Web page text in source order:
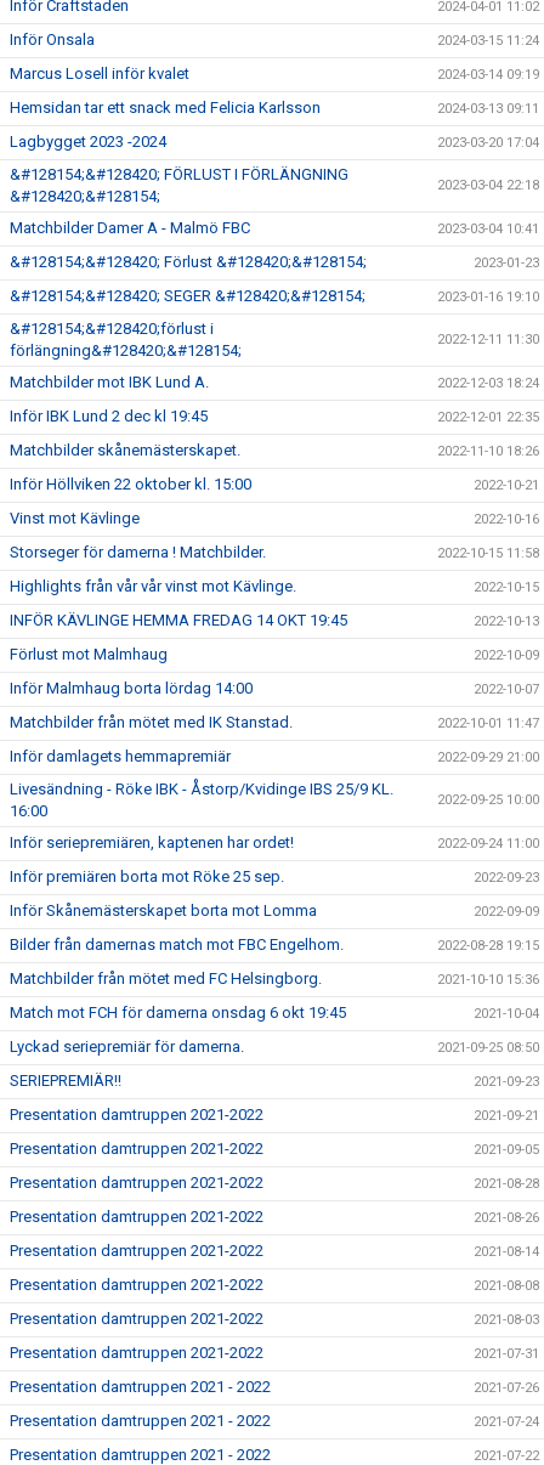
Inför Craftstaden 2024-04-01 11:02
Inför Onsala 2024-03-15 11:24
Marcus Losell inför kvalet 2024-03-14 09:19
Hemsidan tar ett snack med Felicia Karlsson 2024-03-13 09:11
Lagbygget 2023 -2024 2023-03-20 17:04
&#128154;&#128420; FÖRLUST I FÖRLÄNGNING
&#128420;&#128154;
2023-03-04 22:18
Matchbilder Damer A - Malmö FBC 2023-03-04 10:41
&#128154;&#128420; Förlust &#128420;&#128154; 2023-01-23
&#128154;&#128420; SEGER &#128420;&#128154; 2023-01-16 19:10
&#128154;&#128420;förlust i
förlängning&#128420;&#128154;
2022-12-11 11:30
Matchbilder mot IBK Lund A. 2022-12-03 18:24
Inför IBK Lund 2 dec kl 19:45 2022-12-01 22:35
Matchbilder skånemästerskapet. 2022-11-10 18:26
Inför Höllviken 22 oktober kl. 15:00 2022-10-21
Vinst mot Kävlinge 2022-10-16
Storseger för damerna ! Matchbilder. 2022-10-15 11:58
Highlights från vår vår vinst mot Kävlinge. 2022-10-15
INFÖR KÄVLINGE HEMMA FREDAG 14 OKT 19:45 2022-10-13
Förlust mot Malmhaug 2022-10-09
Inför Malmhaug borta lördag 14:00 2022-10-07
Matchbilder från mötet med IK Stanstad. 2022-10-01 11:47
Inför damlagets hemmapremiär 2022-09-29 21:00
Livesändning - Röke IBK - Åstorp/Kvidinge IBS 25/9 KL.
16:00
2022-09-25 10:00
Inför seriepremiären, kaptenen har ordet! 2022-09-24 11:00
Inför premiären borta mot Röke 25 sep. 2022-09-23
Inför Skånemästerskapet borta mot Lomma 2022-09-09
Bilder från damernas match mot FBC Engelhom. 2022-08-28 19:15
Matchbilder från mötet med FC Helsingborg. 2021-10-10 15:36
Match mot FCH för damerna onsdag 6 okt 19:45 2021-10-04
Lyckad seriepremiär för damerna. 2021-09-25 08:50
SERIEPREMIÄR!! 2021-09-23
Presentation damtruppen 2021-2022 2021-09-21
Presentation damtruppen 2021-2022 2021-09-05
Presentation damtruppen 2021-2022 2021-08-28
Presentation damtruppen 2021-2022 2021-08-26
Presentation damtruppen 2021-2022 2021-08-14
Presentation damtruppen 2021-2022 2021-08-08
Presentation damtruppen 2021-2022 2021-08-03
Presentation damtruppen 2021-2022 2021-07-31
Presentation damtruppen 2021 - 2022 2021-07-26
Presentation damtruppen 2021 - 2022 2021-07-24
Presentation damtruppen 2021 - 2022 2021-07-22